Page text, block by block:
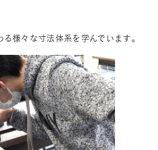
様々な寸法体系を学んでいます。